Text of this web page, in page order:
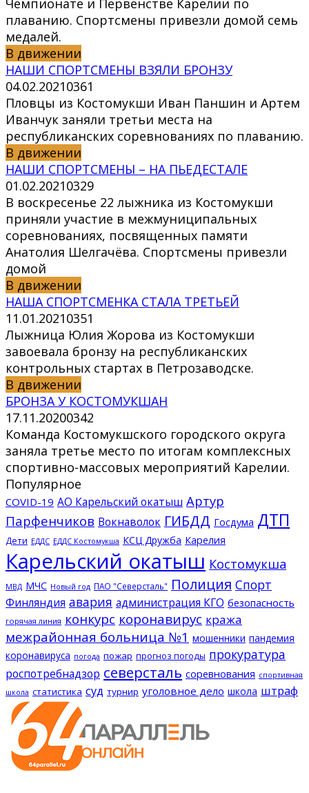
Чемпионате и Первенстве Карелии по
плаванию. Спортсмены привезли домой семь
медалей.
В движении
НАШИ СПОРТСМЕНЫ ВЗЯЛИ БРОНЗУ
04.02.20210361
Пловцы из Костомукши Иван Паншин и Артем
Иванчук заняли третьи места на
республиканских соревнованиях по плаванию.
В движении
НАШИ СПОРТСМЕНЫ – НА ПЬЕДЕСТАЛЕ
01.02.20210329
В воскресенье 22 лыжника из Костомукши
приняли участие в межмуниципальных
соревнованиях, посвященных памяти
Анатолия Шелгачёва. Спортсмены привезли
домой
В движении
НАША СПОРТСМЕНКА СТАЛА ТРЕТЬЕЙ
11.01.20210351
Лыжница Юлия Жорова из Костомукши
завоевала бронзу на республиканских
контрольных стартах в Петрозаводске.
В движении
БРОНЗА У КОСТОМУКШАН
17.11.20200342
Команда Костомукшского городского округа
заняла третье место по итогам комплексных
спортивно-массовых мероприятий Карелии.
Популярное
COVID-19 АО Карельский окатыш Артур
Парфенчиков Вокнаволок ГИБДД Госдума ДТП
Дети ЕДДС ЕДДС Костомукша КСЦ Дружба Карелия
Карельский окатыш Костомукша
МВД МЧС Новый год ПАО "Северсталь" Полиция Спорт
Финляндия авария администрация КГО безопасность
горячая линия конкурс коронавирус кража
межрайонная больница №1 мошенники пандемия
коронавируса погода пожар прогноз погоды прокуратура
роспотребнадзор северсталь соревнования спортивная
школа статистика суд турнир уголовное дело школа штраф